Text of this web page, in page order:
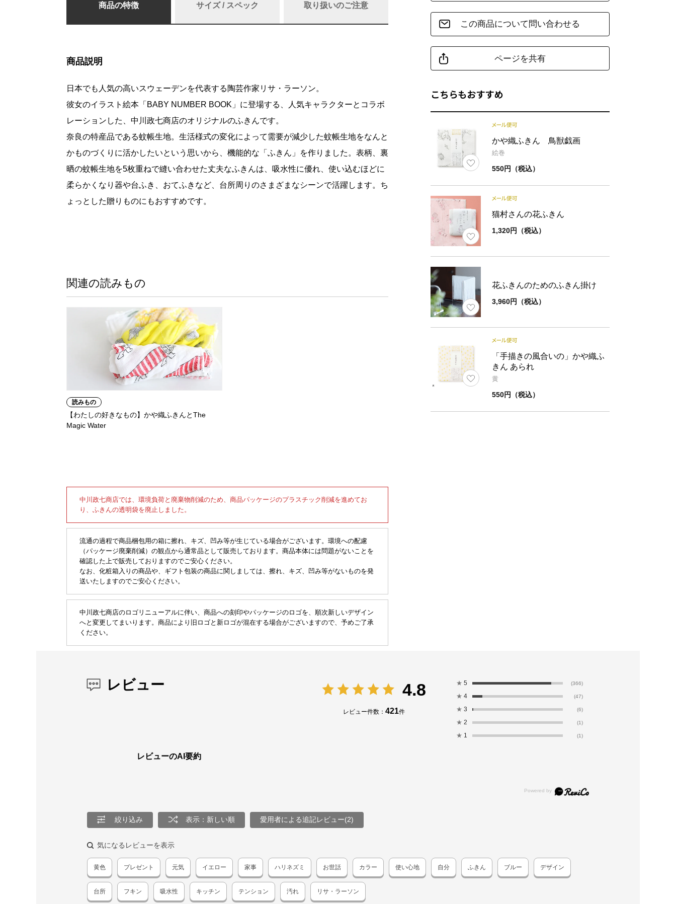
商品の特徴 サイズ / スペック 取り扱いのご注意
商品説明
日本でも人気の高いスウェーデンを代表する陶芸作家リサ・ラーソン。
彼女のイラスト絵本「BABY NUMBER BOOK」に登場する、人気キャラクターとコラボ
レーションした、中川政七商店のオリジナルのふきんです。
奈良の特産品である蚊帳生地。生活様式の変化によって需要が減少した蚊帳生地をなんと
かものづくりに活かしたいという思いから、機能的な「ふきん」を作りました。表柄、裏
晒の蚊帳生地を5枚重ねで縫い合わせた丈夫なふきんは、吸水性に優れ、使い込むほどに
柔らかくなり器や台ふき、おてふきなど、台所周りのさまざまなシーンで活躍します。ち
ょっとした贈りものにもおすすめです。
関連の読みもの
読みもの
【わたしの好きなもの】かや織ふきんとThe
Magic Water
商品リニューアルについてのお知らせ
商品名
異なる場合がございます。中身の商品は同一の
ので、ご了承くださいませ。
素材 綿100%(かや織5枚重ね)
仕様 縁部分縫製仕様：ロックミシン仕上げ（機械）
商品サイズ
中川政七商店では、環境負荷と廃棄物削減のため、商品パッケージのプラスチック削減を進めてお
り、ふきんの透明袋を廃止しました。
流通の過程で商品梱包用の箱に擦れ、キズ、凹み等が生じている場合がございます。環境への配慮
（パッケージ廃棄削減）の観点から通常品として販売しております。商品本体には問題がないことを
確認した上で販売しておりますのでご安心ください。
なお、化粧箱入りの商品や、ギフト包装の商品に関しましては、擦れ、キズ、凹み等がないものを発
送いたしますのでご安心ください。
中川政七商店のロゴリニューアルに伴い、商品への刻印やパッケージのロゴを、順次新しいデザイン
へと変更してまいります。商品により旧ロゴと新ロゴが混在する場合がございますので、予めご了承
ください。
こちらもおすすめ
かや織ふきん 鳥獣戯画
絵巻
550円（税込）
猫村さんの花ふきん
1,320円（税込）
花ふきんのためのふきん掛け
3,960円（税込）
「手描きの風合いの」かや織ふ
きん あられ
黄
550円（税込）
この商品について問い合わせる
ページを共有
レビュー 4.8
レビュー件数： 421件
★ 5 (366)
★ 4 (47)
★ 3 (6)
★ 2 (1)
★ 1 (1)
レビューのAI要約
絞り込み 表示：新しい順 愛用者による追記レビュー(2)
気になるレビューを表示
黄色 プレゼント 元気 イエロー 家事 ハリネズミ お世話 カラー 使い心地 自分 ふきん ブルー デザイン
台所 フキン 吸水性 キッチン テンション 汚れ リサ・ラーソン